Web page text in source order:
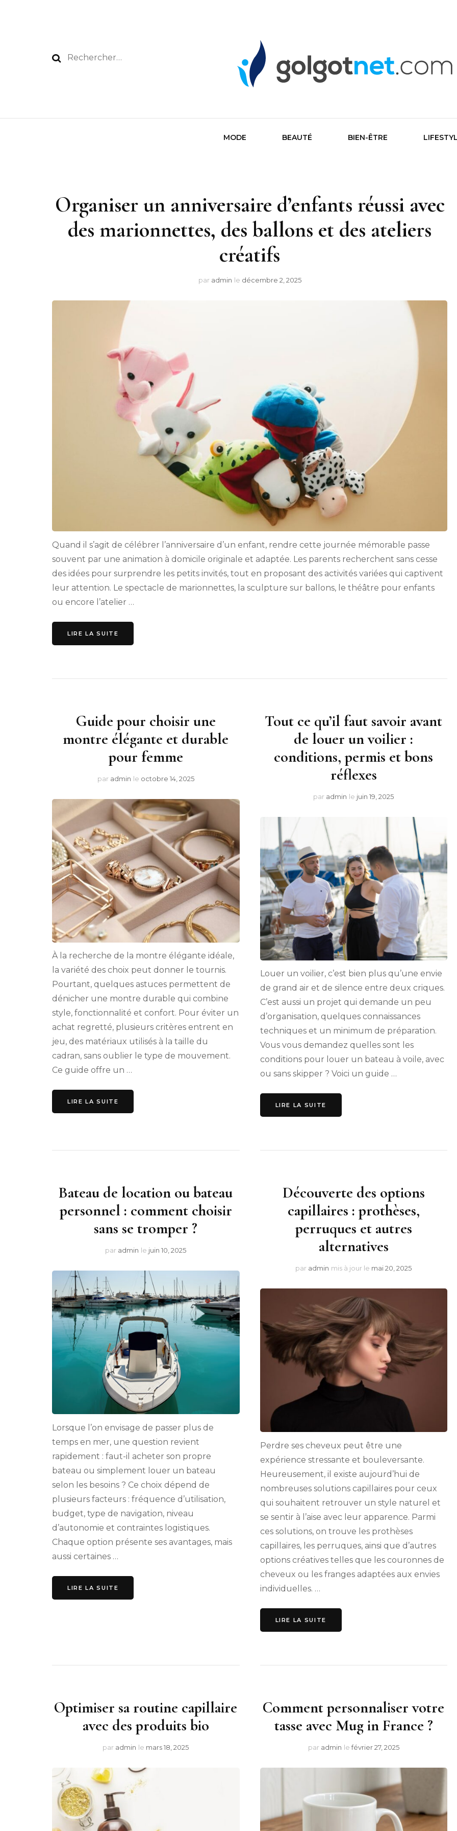
Rechercher :
MODE BEAUTÉ BIEN-ÊTRE
Organiser un anniversaire d’enfants réussi avec
des marionnettes, des ballons et des ateliers
créatifs
par admin le décembre 2, 2025
Quand il s’agit de célébrer l’anniversaire d’un enfant, rendre cette journée mémorable passe
souvent par une animation à domicile originale et adaptée. Les parents recherchent sans cesse
des idées pour surprendre les petits invités, tout en proposant des activités variées qui captivent
leur attention. Le spectacle de marionnettes, la sculpture sur ballons, le théâtre pour enfants
ou encore l’atelier …
LIRE LA SUITE
Guide pour choisir une
montre élégante et durable
pour femme
par admin le octobre 14, 2025
À la recherche de la montre élégante idéale,
la variété des choix peut donner le tournis.
Pourtant, quelques astuces permettent de
dénicher une montre durable qui combine
style, fonctionnalité et confort. Pour éviter un
achat regretté, plusieurs critères entrent en
jeu, des matériaux utilisés à la taille du
cadran, sans oublier le type de mouvement.
Ce guide offre un …
LIRE LA SUITE
Tout ce qu’il faut savoir avant
de louer un voilier :
conditions, permis et bons
réflexes
par admin le juin 19, 2025
Louer un voilier, c’est bien plus qu’une envie
de grand air et de silence entre deux criques.
C’est aussi un projet qui demande un peu
d’organisation, quelques connaissances
techniques et un minimum de préparation.
Vous vous demandez quelles sont les
conditions pour louer un bateau à voile, avec
ou sans skipper ? Voici un guide …
LIRE LA SUITE
Bateau de location ou bateau
personnel : comment choisir
sans se tromper ?
par admin le juin 10, 2025
Lorsque l’on envisage de passer plus de
temps en mer, une question revient
rapidement : faut-il acheter son propre
bateau ou simplement louer un bateau
selon les besoins ? Ce choix dépend de
plusieurs facteurs : fréquence d’utilisation,
budget, type de navigation, niveau
d’autonomie et contraintes logistiques.
Chaque option présente ses avantages, mais
aussi certaines …
LIRE LA SUITE
Découverte des options
capillaires : prothèses,
perruques et autres
alternatives
par admin mis à jour le mai 20, 2025
Perdre ses cheveux peut être une
expérience stressante et bouleversante.
Heureusement, il existe aujourd’hui de
nombreuses solutions capillaires pour ceux
qui souhaitent retrouver un style naturel et
se sentir à l’aise avec leur apparence. Parmi
ces solutions, on trouve les prothèses
capillaires, les perruques, ainsi que d’autres
options créatives telles que les couronnes de
cheveux ou les franges adaptées aux envies
individuelles. …
LIRE LA SUITE
Optimiser sa routine capillaire
avec des produits bio
par admin le mars 18, 2025
Comment personnaliser votre
tasse avec Mug in France ?
par admin lefévrier 27, 2025